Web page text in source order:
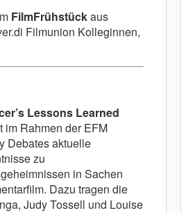
FilmFrühstückaus
Filmunion Kolleginnen,
Lessons Learned
im Rahmen der EFM
Debates aktuelle
zu
in Sachen
Dazu tragen die
Judy Tossell und Louise